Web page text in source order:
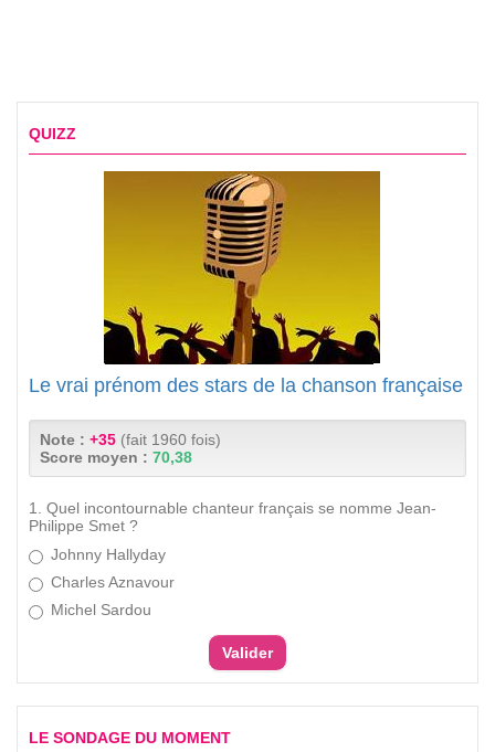
QUIZZ
Le vrai prénom des stars de la chanson française
Note : +35 (fait 1960 fois)
Score moyen : 70,38
1. Quel incontournable chanteur français se nomme Jean-
Philippe Smet ?
Johnny Hallyday
Charles Aznavour
Michel Sardou
LE SONDAGE DU MOMENT